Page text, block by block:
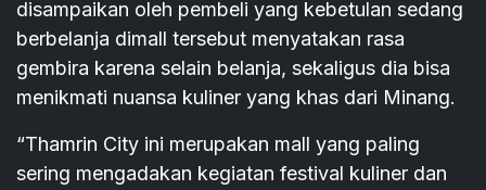
disampaikan oleh pembeli yang kebetulan sedang
berbelanja dimall tersebut menyatakan rasa
gembira karena selain belanja, sekaligus dia bisa
menikmati nuansa kuliner yang khas dari Minang.
“Thamrin City ini merupakan mall yang paling
sering mengadakan kegiatan festival kuliner dan